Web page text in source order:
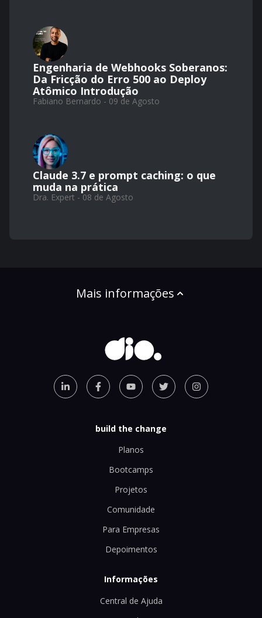
Engenharia de Webhooks Soberanos:
Da Fricção do Erro 500 ao Deploy
Atômico Introdução
Fabiano Bernardo - 09 de Agosto
Claude 3.7 e prompt caching: o que
muda na prática
Dra. Expert - 08 de Agosto
Mais informações
build the change
Planos
Bootcamps
Projetos
Comunidade
Para Empresas
Depoimentos
Informações
Central de Ajuda